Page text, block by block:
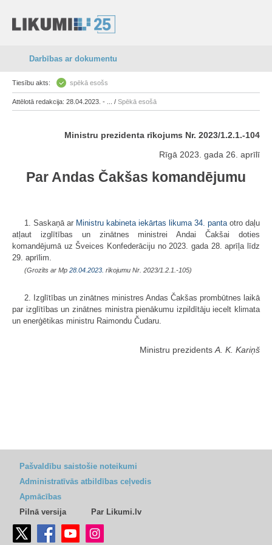
Darbības ar dokumentu
Tiesību akts: spēkā esošs
Attēlotā redakcija: 28.04.2023. - ... / Spēkā esošā
Ministru prezidenta rīkojums Nr. 2023/1.2.1.-104
Rīgā 2023. gada 26. aprīlī
Par Andas Čakšas komandējumu
1. Saskaņā ar Ministru kabineta iekārtas likuma 34. panta otro daļu
atļaut izglītības un zinātnes ministrei Andai Čakšai doties
komandējumā uz Šveices Konfederāciju no 2023. gada 28. aprīļa līdz
29. aprīlim.
(Grozīts ar Mp 28.04.2023. rīkojumu Nr. 2023/1.2.1.-105)
2. Izglītības un zinātnes ministres Andas Čakšas prombūtnes laikā
par izglītības un zinātnes ministra pienākumu izpildītāju iecelt klimata
un enerģētikas ministru Raimondu Čudaru.
Ministru prezidents A. K. Kariņš
Pašvaldību saistošie noteikumi
Administratīvās atbildības ceļvedis
Apmācības
Pilnā versija
Par Likumi.lv